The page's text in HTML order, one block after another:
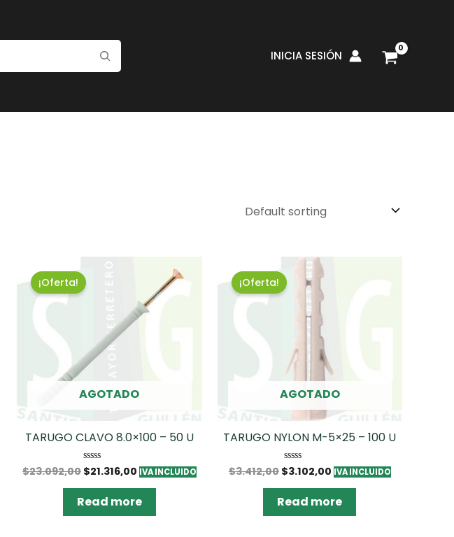
INICIA SESIÓN
AGOTADO
¡Oferta!
TARUGO CLAVO 8.0×100 – 50 U
Rated
0
out
of
5
$23.092,00 $21.316,00 IVA INCLUIDO
Read more
AGOTADO
¡Oferta!
TARUGO NYLON M-5×25 – 100 U
Rated
0
out
of
5
$3.412,00 $3.102,00 IVA INCLUIDO
Read more